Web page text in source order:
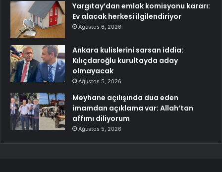
Yargıtay’dan emlak komisyonu kararı:
Ev alacak herkesi ilgilendiriyor
Ağustos 6, 2026
Ankara kulislerini sarsan iddia:
Kılıçdaroğlu kurultayda aday
olmayacak
Ağustos 5, 2026
Meyhane açılışında dua eden
imamdan açıklama var: Allah’tan
affımı diliyorum
Ağustos 5, 2026